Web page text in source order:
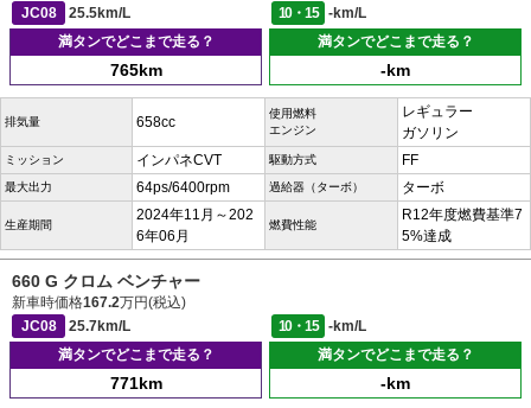
JC08
25.5km/L 10・15
-km/L
満タンでどこまで走る？
765km
満タンでどこまで走る？
-km
排気量 658cc
使用燃料
エンジン
レギュラー
ガソリン
ミッション インパネCVT 駆動方式 FF
最大出力 64ps/6400rpm 過給器（ターボ） ターボ
生産期間
2024年11月～202
6年06月
燃費性能
R12年度燃費基準7
5%達成
660 G クロム ベンチャー
新車時価格167.2万円(税込)
JC08
25.7km/L 10・15
-km/L
満タンでどこまで走る？
771km
満タンでどこまで走る？
-km